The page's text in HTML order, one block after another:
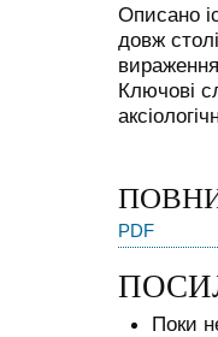
Описано
довж
Ключові
PDF
Поки